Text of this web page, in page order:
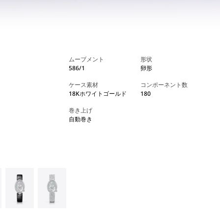
ムーブメント
586/1
形状
卵形
ケース素材
18Kホワイトゴールド
コンポーネント数
180
巻き上げ
自動巻き